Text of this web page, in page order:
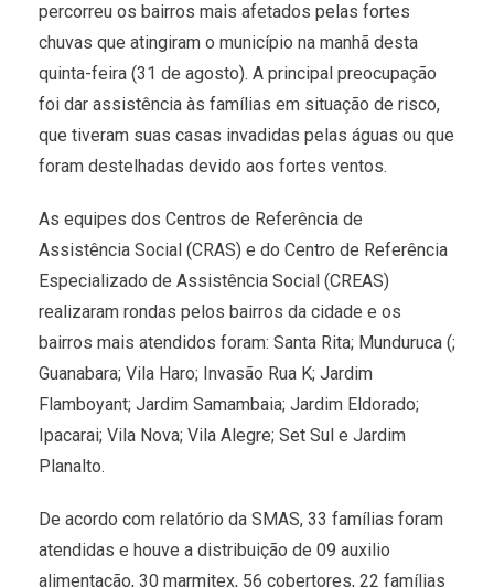
percorreu os bairros mais afetados pelas fortes
chuvas que atingiram o município na manhã desta
quinta-feira (31 de agosto). A principal preocupação
foi dar assistência às famílias em situação de risco,
que tiveram suas casas invadidas pelas águas ou que
foram destelhadas devido aos fortes ventos.
As equipes dos Centros de Referência de
Assistência Social (CRAS) e do Centro de Referência
Especializado de Assistência Social (CREAS)
realizaram rondas pelos bairros da cidade e os
bairros mais atendidos foram: Santa Rita; Munduruca (;
Guanabara; Vila Haro; Invasão Rua K; Jardim
Flamboyant; Jardim Samambaia; Jardim Eldorado;
Ipacarai; Vila Nova; Vila Alegre; Set Sul e Jardim
Planalto.
De acordo com relatório da SMAS, 33 famílias foram
atendidas e houve a distribuição de 09 auxilio
alimentação, 30 marmitex, 56 cobertores, 22 famílias